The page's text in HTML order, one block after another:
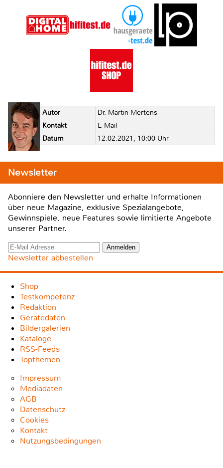
Autor
Dr. Martin Mertens
Kontakt
E-Mail
Datum
12.02.2021, 10:00 Uhr
Newsletter
Abonniere den Newsletter und erhalte Informationen
über neue Magazine, exklusive Spezialangebote,
Gewinnspiele, neue Features sowie limitierte Angebote
unserer Partner.
Newsletter abbestellen
Shop
Testkompetenz
Redaktion
Gerätedaten
Bildergalerien
Kataloge
RSS-Feeds
Topthemen
Impressum
Mediadaten
AGB
Datenschutz
Cookies
Kontakt
Nutzungsbedingungen